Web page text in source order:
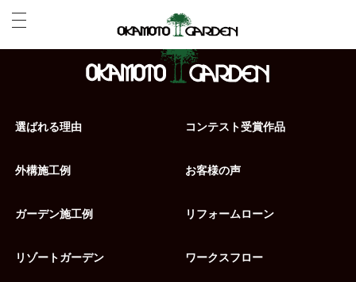
選ばれる理由
外構施工例
ガーデン施工例
リゾートガーデン
コンテスト受賞作品
お客様の声
リフォームローン
ワークスフロー